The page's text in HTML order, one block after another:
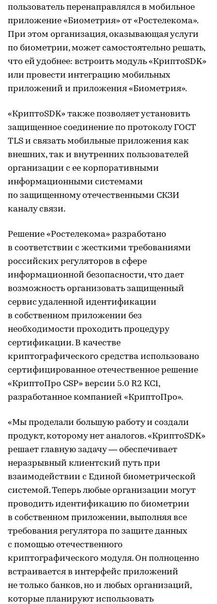
пользователь перенаправлялся в мобильное
приложение «Биометрия» от «Ростелекома».
При этом организация, оказывающая услуги
по биометрии, может самостоятельно решать,
что ей удобнее: встроить модуль «КриптоSDK»
или провести интеграцию мобильных
приложений и приложения «Биометрия».
«КриптоSDK» также позволяет установить
защищенное соединение по протоколу ГОСТ
TLS и связать мобильные приложения как
внешних, так и внутренних пользователей
организации с ее корпоративными
информационными системами
по защищенному отечественными СКЗИ
каналу связи.
Решение «Ростелекома» разработано
в соответствии с жесткими требованиями
российских регуляторов в сфере
информационной безопасности, что дает
возможность организовать защищенный
сервис удаленной идентификации
в собственном приложении без
необходимости проходить процедуру
сертификации. В качестве
криптографического средства использовано
сертифицированное отечественное решение
«КриптоПро CSP» версии 5.0 R2 КС1,
разработанное компанией «КриптоПро».
«Мы проделали большую работу и создали
продукт, которому нет аналогов. «КриптоSDK»
решает главную задачу — обеспечивает
неразрывный клиентский путь при
взаимодействии с Единой биометрической
системой. Теперь любые организации могут
проводить идентификацию по биометрии
в собственном приложении, выполняя все
требования регулятора по защите данных
с помощью отечественного
криптографического модуля. Он полноценно
встраивается в интерфейс приложений
не только банков, но и любых организаций,
которые планируют использовать